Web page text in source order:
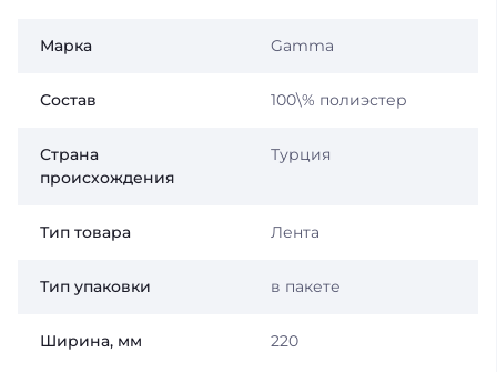
Марка Gamma
Состав 100\% полиэстер
Страна
происхождения
Турция
Тип товара Лента
Тип упаковки в пакете
Ширина, мм 220